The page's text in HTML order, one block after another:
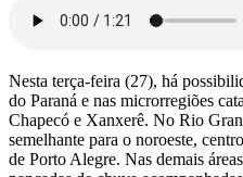
Nesta terça-feira (27), há
do Paraná e nas microrregiões
Chapecó e Xanxerê. No Rio
semelhante para o noroeste,
de Porto Alegre. Nas demais